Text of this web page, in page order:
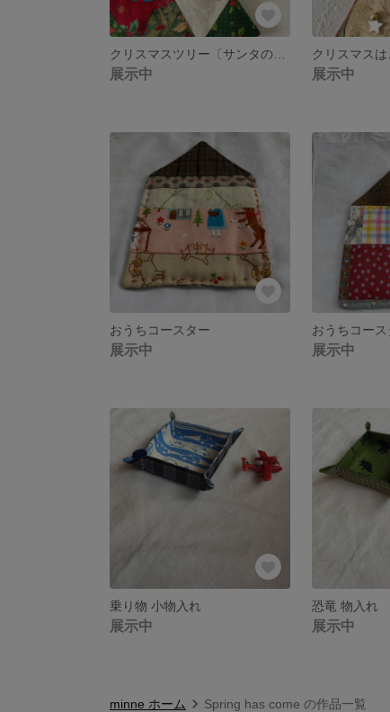
展示中 展示中
おうちコースター
展示中
おうちコース
展示中
乗り物 小物入れ
展示中
恐竜 物入れ
展示中
minne ホーム Spring has come の作品一覧